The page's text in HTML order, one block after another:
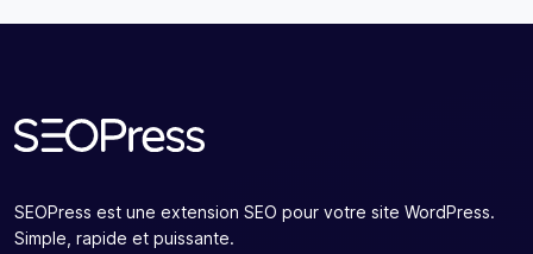
SEOPress est une extension SEO pour votre site WordPress.
Simple, rapide et puissante.